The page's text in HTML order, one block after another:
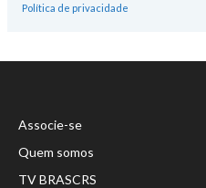
Política de privacidade
Associe-se
Quem somos
TV BRASCRS